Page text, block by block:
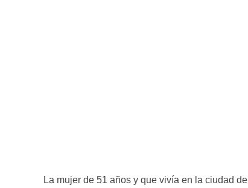
La mujer de 51 años y que vivía en la ciudad